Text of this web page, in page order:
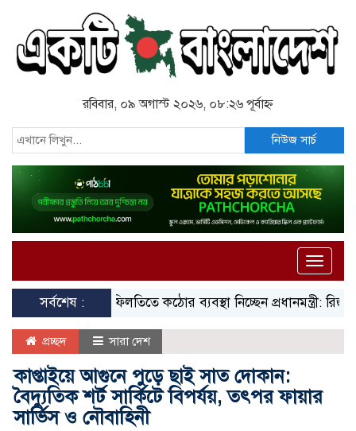
রবিবার, ০৯ অগাস্ট ২০২৬, ০৮:২৬ পূর্বাহ্ন
নিউজ সার্চ
Toggle
সর্বশেষ :
গাফিলতিতে কঠোর ব্যবস্থা নিচ্ছেন প্রধানমন্ত্রী: রিজভী
প্রচ্ছদ সারা দেশ
কাপ্তাইয়ে আগুনে পুড়ে ছাই সাত দোকান:
বৈদ্যুতিক শর্ট সার্কিটে বিপর্যয়, তৎপর ফায়ার
সার্ভিস ও নৌবাহিনী